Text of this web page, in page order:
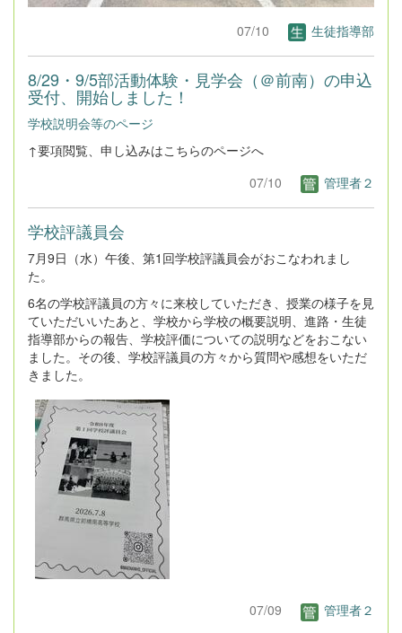
07/10 生徒指導部
8/29・9/5部活動体験・見学会（＠前南）の申込
受付、開始しました！
学校説明会等のページ
↑要項閲覧、申し込みはこちらのページへ
07/10
管理者２
学校評議員会
7月9日（水）午後、第1回学校評議員会がおこなわれまし
た。
6名の学校評議員の方々に来校していただき、授業の様子を見
ていただいいたあと、学校から学校の概要説明、進路・生徒
指導部からの報告、学校評価についての説明などをおこない
ました。その後、学校評議員の方々から質問や感想をいただ
きました。
07/09 管理者２